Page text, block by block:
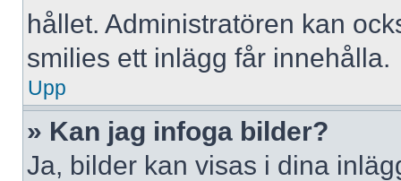
hållet. Administratören kan
smilies ett inlägg får innehålla.
Upp
» Kan jag infoga bilder?
Ja, bilder kan visas i dina